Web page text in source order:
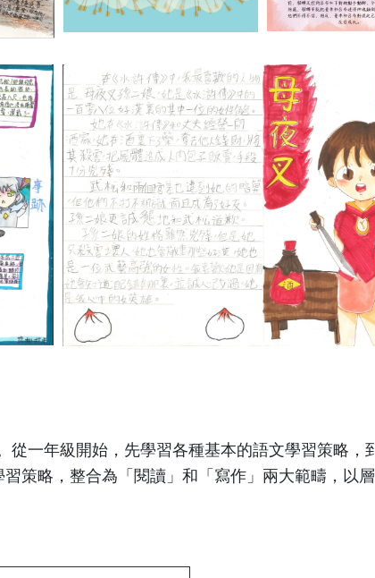
一年級開始，先學習各種基本的語文學習策略，
策略，整合為「閱讀」和「寫作」兩大範疇，以